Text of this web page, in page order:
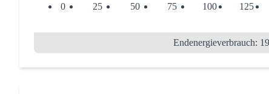
0
25 50 75 100 125
Endenergieverbrauch: